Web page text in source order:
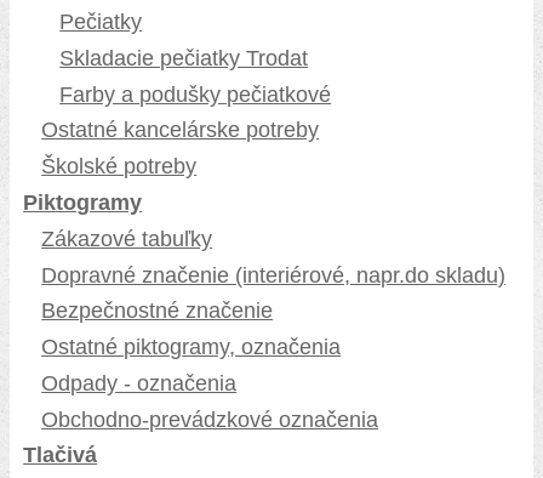
Pečiatky
Skladacie pečiatky Trodat
Farby a podušky pečiatkové
Ostatné kancelárske potreby
Školské potreby
Piktogramy
Zákazové tabuľky
Dopravné značenie (interiérové, napr.do skladu)
Bezpečnostné značenie
Ostatné piktogramy, označenia
Odpady - označenia
Obchodno-prevádzkové označenia
Tlačivá